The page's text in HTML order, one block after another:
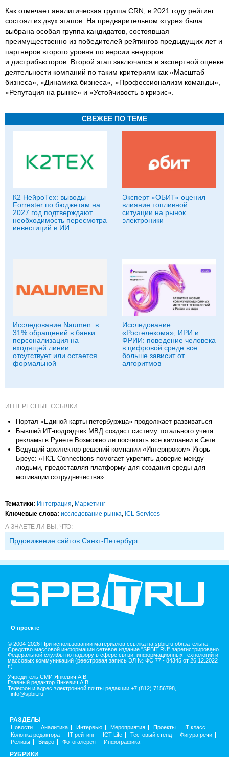
Как отмечает аналитическая группа CRN, в 2021 году рейтинг
состоял из двух этапов. На предварительном «туре» была
выбрана особая группа кандидатов, состоявшая
преимущественно из победителей рейтингов предыдущих лет и
партнеров второго уровня по версии вендоров
и дистрибьюторов. Второй этап заключался в экспертной оценке
деятельности компаний по таким критериям как «Масштаб
бизнеса», «Динамика бизнеса», «Профессионализм команды»,
«Репутация на рынке» и «Устойчивость в кризис».
СВЕЖЕЕ ПО ТЕМЕ
К2 НейроТех: выводы
Forrester по бюджетам на
2027 год подтверждают
необходимость пересмотра
инвестиций в ИИ
Эксперт «ОБИТ» оценил
влияние топливной
ситуации на рынок
электроники
Исследование Naumen: в
31% обращений в банки
персонализация на
входящей линии
отсутствует или остается
формальной
Исследование
«Ростелекома», ИРИ и
ФРИИ: поведение человека
в цифровой среде все
больше зависит от
алгоритмов
ИНТЕРЕСНЫЕ ССЫЛКИ
Портал «Единой карты петербуржца» продолжает развиваться
Бывший ИТ-подрядчик МВД создаст систему тотального учета
рекламы в Рунете Возможно ли посчитать все кампании в Сети
Ведущий архитектор решений компании «Интерпроком» Игорь
Бреус: «HCL Connections помогает укрепить доверие между
людьми, предоставляя платформу для создания среды для
мотивации сотрудничества»
Тематики: Интеграция Маркетинг
Ключевые слова: исследование рынка ICL Services
А ЗНАЕТЕ ЛИ ВЫ, ЧТО:
Прдовижение сайтов Санкт-Петербург
О проекте
© 2004-2026 При использовании материалов ссылка на spbit.ru обязательна
Средство массовой информации сетевое издание "SPBIT.RU" зарегистрировано
Федеральной службы по надзору в сфере связи, информационных технологий и
массовых коммуникаций (реестровая запись ЭЛ № ФС 77 - 84345 от 26.12.2022
г.).
Учредитель СМИ Янкевич А.В
Главный редактор Янкевич А.В
Телефон и адрес электронной почты редакции +7 (812) 7156798,
info@spbit.ru
РАЗДЕЛЫ
Новости Аналитика Интервью Мероприятия Проекты
IT класс
Колонка редактора
IT рейтинг ICT Life Тестовый стенд
Фигура речи
Релизы
Видео Фотогалерея Инфографика
РУБРИКИ